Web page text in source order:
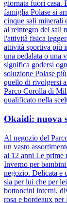
giornata fuori casa.
famiglia Polase si
cinque sali minerali
al reintegro dei sali
l'attività fisica
attività sportiva più
una pedalata o una
significa godersi
soluzione Polase
quello di rivolgersi
Parco Corolla di
qualificato nella
Okaidi: nuova
Al negozio del
un vasto
ai 12 anni Le prime
Inverno per
negozio. Delicata e
sia per lui che per
bottoncini interni,
rosa e bordeaux